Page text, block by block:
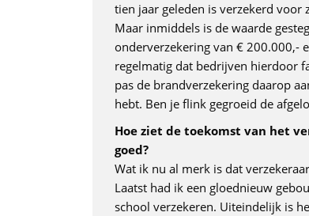
tien jaar geleden is verzekerd voor
Maar inmiddels is de waarde
onderverzekering van € 200.000,-
regelmatig dat bedrijven hierdoor
pas de brandverzekering daarop
hebt. Ben je flink gegroeid de
Hoe ziet de toekomst van het
goed?
Wat ik nu al merk is dat
Laatst had ik een gloednieuw
school verzekeren. Uiteindelijk is